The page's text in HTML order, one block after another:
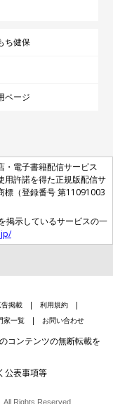
ち健保
ページ
・電子書籍配信サービス
用許諾を得た正規版配信サ
標（登録番号 第11091003
掲示しているサービスの一
告掲載
利用規約
家一覧 お問い合わせ
コンテンツの無断転載を
公表事項等
Rights Reserved.